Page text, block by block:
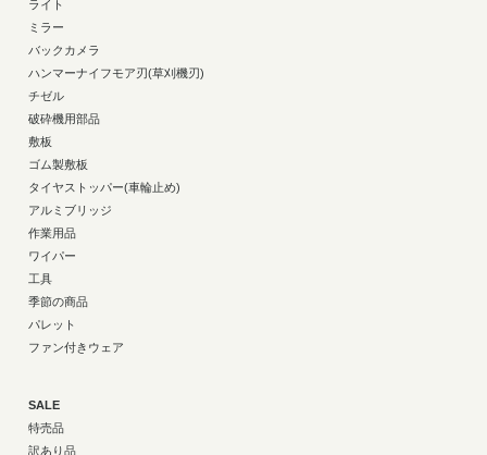
ライト
ミラー
バックカメラ
ハンマーナイフモア刃(草刈機刃)
チゼル
破砕機用部品
敷板
ゴム製敷板
タイヤストッパー(車輪止め)
アルミブリッジ
作業用品
ワイパー
工具
季節の商品
パレット
ファン付きウェア
SALE
特売品
訳あり品